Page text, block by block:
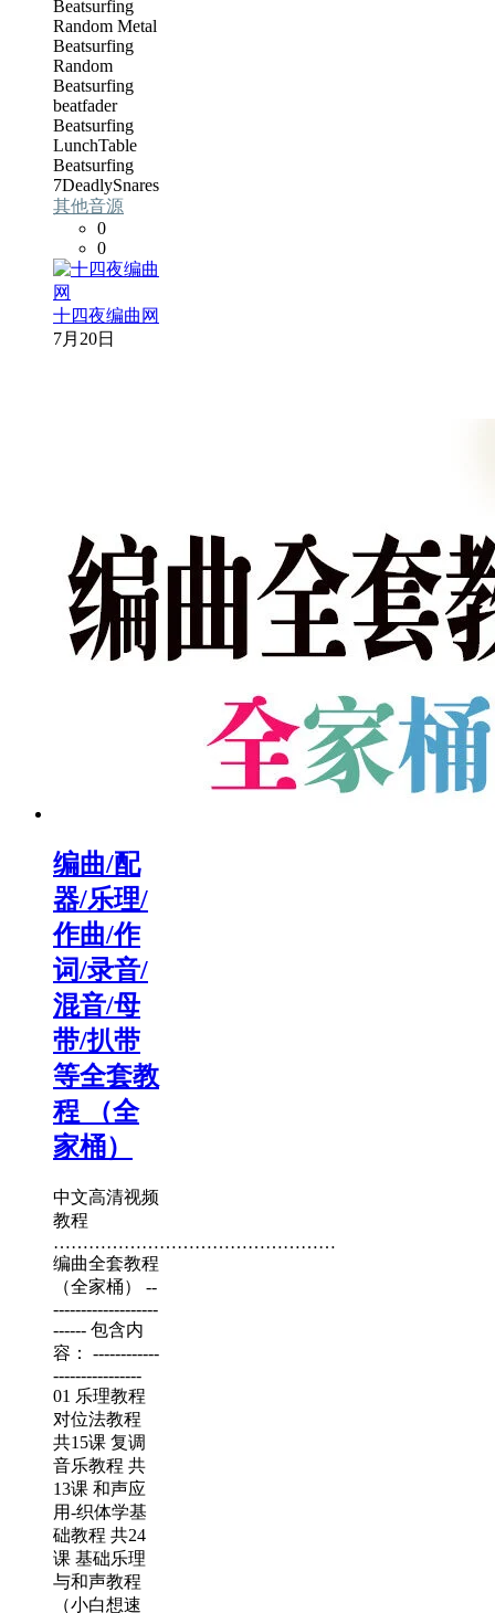
Beatsurfing
Random Metal
Beatsurfing
Random
Beatsurfing
beatfader
Beatsurfing
LunchTable
Beatsurfing
7DeadlySnares
其他音源
0
0
十四夜编曲网
7月20日
编曲/配
器/乐理/
作曲/作
词/录音/
混音/母
带/扒带
等全套教
程 （全
家桶）
中文高清视频
教程
…………………………………………
编曲全套教程
（全家桶） --
-------------------
------ 包含内
容： ------------
----------------
01 乐理教程
对位法教程
共15课 复调
音乐教程 共
13课 和声应
用-织体学基
础教程 共24
课 基础乐理
与和声教程
（小白想速